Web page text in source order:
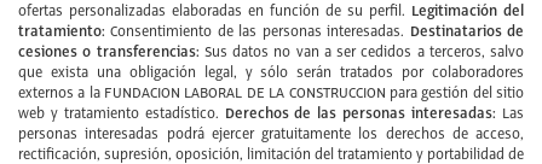
ofertas personalizadas elaboradas en función de su perfil. Legitimación del
tratamiento: Consentimiento de las personas interesadas. Destinatarios de
cesiones o transferencias: Sus datos no van a ser cedidos a terceros, salvo
que exista una obligación legal, y sólo serán tratados por colaboradores
externos a la FUNDACION LABORAL DE LA CONSTRUCCION para gestión del sitio
web y tratamiento estadístico. Derechos de las personas interesadas: Las
personas interesadas podrá ejercer gratuitamente los derechos de acceso,
rectificación, supresión, oposición, limitación del tratamiento y portabilidad de